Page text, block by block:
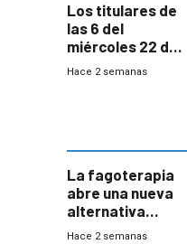
Los titulares de
las 6 del
miércoles 22 de
julio de 2026
Hace 2 semanas
La fagoterapia
abre una nueva
alternativa
contra bacterias
Hace 2 semanas